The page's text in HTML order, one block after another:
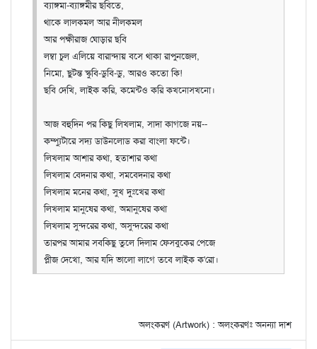
ব্যাঙ্গমা-ব্যাঙ্গমীর ছবিতে,
থাকে লালকমল আর নীলকমল
আর পক্ষীরাজ ঘোড়ার ছবি
লম্বা চুল এলিয়ে বারান্দায় বসে থাকা রাপুনজেল,
নিমো, ছুটন্ত স্কুবি-ডুবি-ডু, আরও কতো কি!
ছবি দেখি, লাইক করি, কমেন্টও করি কখনোসখনো।
আজ বহুদিন পর কিছু লিখলাম, সাদা কাগজে নয়--
কম্প্যুটারে সদ্য ডাউনলোড করা বাংলা ফন্টে।
লিখলাম আশার কথা, হতাশার কথা
লিখলাম বেদনার কথা, সমবেদনার কথা
লিখলাম মনের কথা, সুখ দুঃখের কথা
লিখলাম মানুষের কথা, অমানুষের কথা
লিখলাম সুন্দরের কথা, অসুন্দরের কথা
তারপর আমার সবকিছু তুলে দিলাম ফেসবুকের পেজে
প্লীজ দেখো, আর যদি ভালো লাগে তবে লাইক ক'রো।
অলংকরণ (Artwork) : অলংকরণঃ অনন্যা দাশ